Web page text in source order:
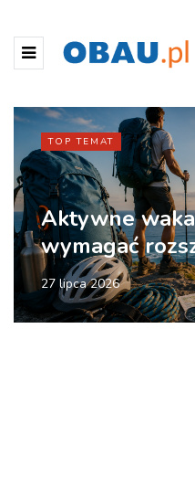
TOP TEMAT
Aktywne
wymagać
27 lipca 2026